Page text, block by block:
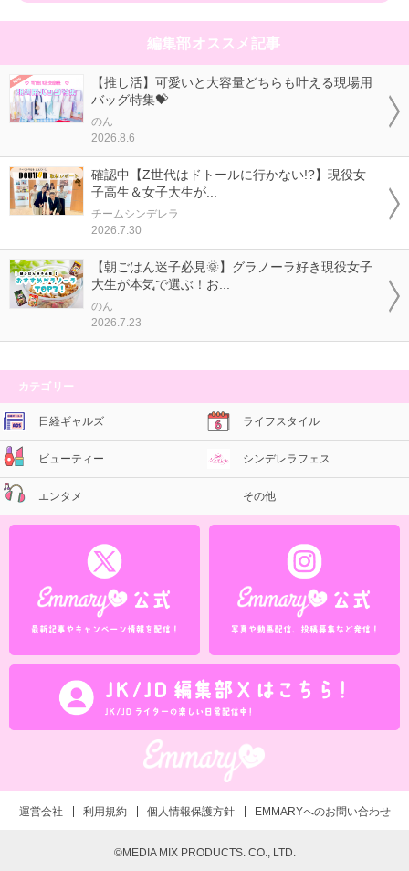
編集部オススメ記事
【推し活】可愛いと大容量どちらも叶える現場用
バッグ特集💝
のん
2026.8.6
確認中【Z世代はドトールに行かない!?】現役女
子高生＆女子大生が...
チームシンデレラ
2026.7.30
【朝ごはん迷子必見🌞】グラノーラ好き現役女子
大生が本気で選ぶ！お...
のん
2026.7.23
カテゴリー
日経ギャルズ ライフスタイル
ビューティー シンデレラフェス
エンタメ その他
運営会社 利用規約 個人情報保護方針 EMMARYへのお問い合わせ
©MEDIA MIX PRODUCTS. CO., LTD.